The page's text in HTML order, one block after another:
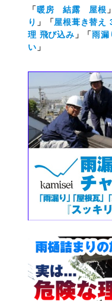
「暖房 結露 屋根
り 」「屋根葺き替え
理 飛び込み 」「雨漏
い 」